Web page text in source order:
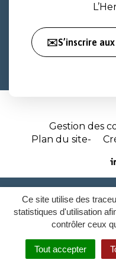
Ce site utilise des
statistiques d'utilisation
contrôler ceux
Tout accepter
✉️S’inscrire
Gestion des
Plan du site